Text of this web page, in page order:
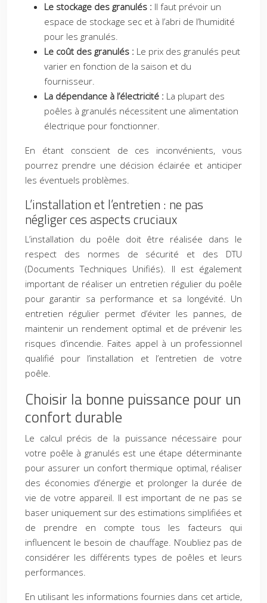
Le stockage des granulés : Il faut prévoir un
espace de stockage sec et à l’abri de l’humidité
pour les granulés.
Le coût des granulés : Le prix des granulés peut
varier en fonction de la saison et du
fournisseur.
La dépendance à l’électricité : La plupart des
poêles à granulés nécessitent une alimentation
électrique pour fonctionner.
En étant conscient de ces inconvénients, vous
pourrez prendre une décision éclairée et anticiper
les éventuels problèmes.
L’installation et l’entretien : ne pas
négliger ces aspects cruciaux
L’installation du poêle doit être réalisée dans le
respect des normes de sécurité et des DTU
(Documents Techniques Unifiés). Il est également
important de réaliser un entretien régulier du poêle
pour garantir sa performance et sa longévité. Un
entretien régulier permet d’éviter les pannes, de
maintenir un rendement optimal et de prévenir les
risques d’incendie. Faites appel à un professionnel
qualifié pour l’installation et l’entretien de votre
poêle.
Choisir la bonne puissance pour un
confort durable
Le calcul précis de la puissance nécessaire pour
votre poêle à granulés est une étape déterminante
pour assurer un confort thermique optimal, réaliser
des économies d’énergie et prolonger la durée de
vie de votre appareil. Il est important de ne pas se
baser uniquement sur des estimations simplifiées et
de prendre en compte tous les facteurs qui
influencent le besoin de chauffage. N’oubliez pas de
considérer les différents types de poêles et leurs
performances.
En utilisant les informations fournies dans cet article,